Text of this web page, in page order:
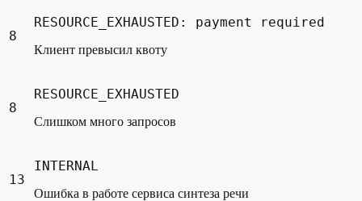
8
RESOURCE_EXHAUSTED: payment required
Клиент превысил квоту
8
RESOURCE_EXHAUSTED
Слишком много запросов
13
INTERNAL
Ошибка в работе сервиса синтеза речи